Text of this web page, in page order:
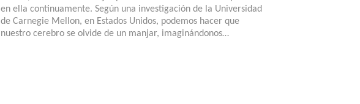
en ella continuamente. Según una investigación de la Universidad
de Carnegie Mellon, en Estados Unidos, podemos hacer que
nuestro cerebro se olvide de un manjar, imaginándonos…